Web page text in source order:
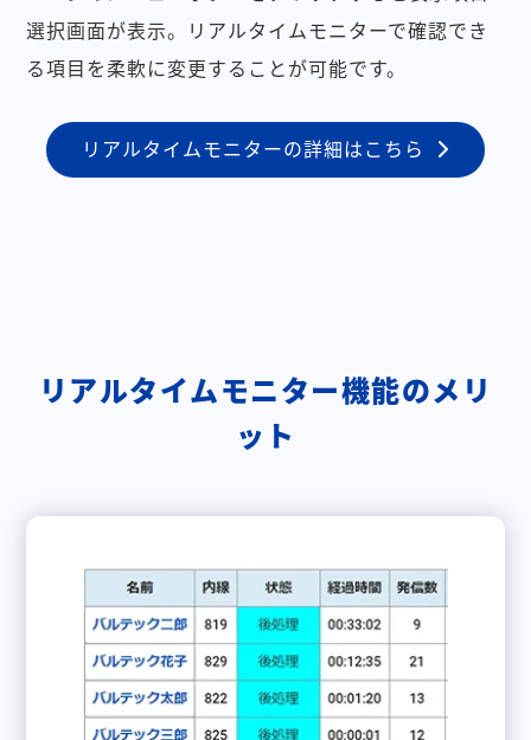
選択画面が表示。リアルタイムモニターで確認でき
る項目を柔軟に変更することが可能です。
リアルタイムモニターの詳細はこちら
リアルタイムモニター機能のメリ
ット